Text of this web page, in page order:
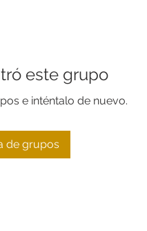
este grupo
e inténtalo de nuevo.
de grupos